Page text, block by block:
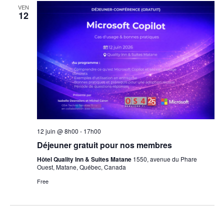
VEN
12
12 juin @ 8h00 - 17h00
Déjeuner gratuit pour nos membres
Hôtel Quality Inn & Suites Matane 1550, avenue du Phare
Ouest, Matane, Québec, Canada
Free